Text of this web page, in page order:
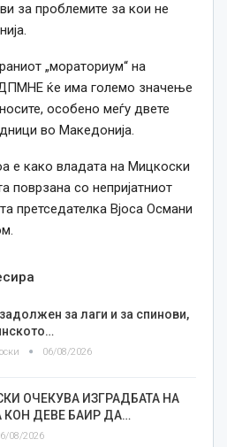
за проблемите за кои не
„мораториум“ на
ќе има големо значење
особено меѓу двете
во Македонија.
е како владата на Мицкоски
поврзана со непријатниот
претседателка Вјоса Османи
за лаги и за спинови,
06/08/2026
ОЧЕКУВА ИЗГРАДБАТА НА
КОН ДЕВЕ БАИР ДА…
08/2026